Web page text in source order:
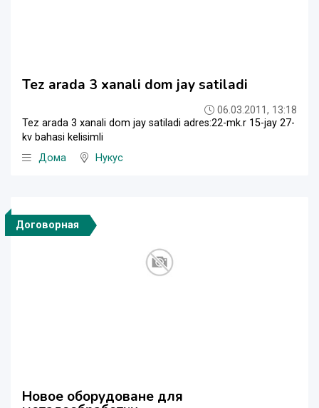
Tez arada 3 xanali dom jay satiladi
06.03.2011, 13:18
Tez arada 3 xanali dom jay satiladi adres:22-mk.r 15-jay 27-
kv bahasi kelisimli
Дома
Нукус
Договорная
Новое оборудоване для